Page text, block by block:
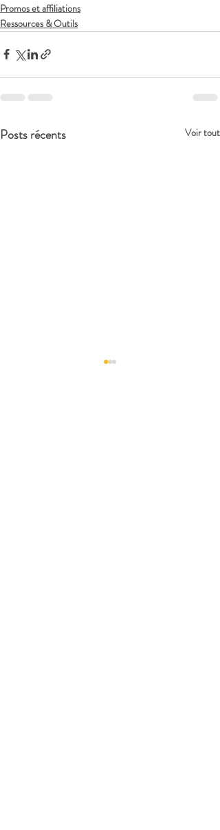
Promos et affiliations
Ressources & Outils
Posts récents Voir tout